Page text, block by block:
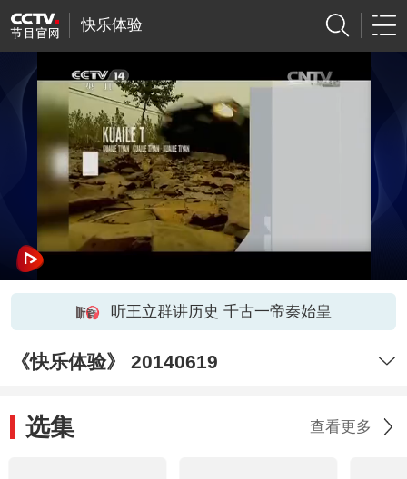
快乐体验
听王立群讲历史 千古一帝秦始皇
《快乐体验》 20140619
选集 查看更多